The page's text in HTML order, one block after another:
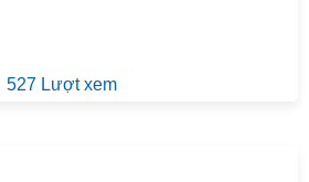
527 Lượt xem